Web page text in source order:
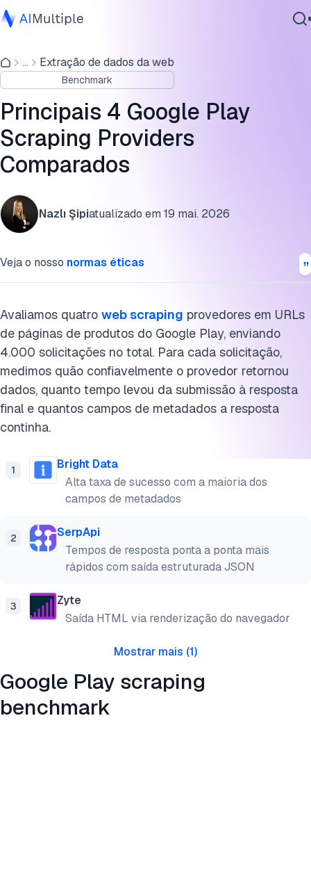
IA Agêntica
Segurança cibernética
Dados
Software Empresarial
Serviços
Contate-nos
... Extração de dados da web
Benchmark
Principais 4 Google Play
Scraping Providers
Comparados
Nazlı Şipiatualizado em 19 mai. 2026
Veja o nosso normas éticas
Avaliamos quatro web scraping provedores em URLs
de páginas de produtos do Google Play, enviando
4.000 solicitações no total. Para cada solicitação,
medimos quão confiavelmente o provedor retornou
dados, quanto tempo levou da submissão à resposta
final e quantos campos de metadados a resposta
continha.
1
Bright Data
Alta taxa de sucesso com a maioria dos
campos de metadados
2
SerpApi
Tempos de resposta ponta a ponta mais
rápidos com saída estruturada JSON
3
Zyte
Saída HTML via renderização do navegador
Mostrar mais (1)
Google Play scraping
benchmark
Quais dados você pode extrair do Google Play
Como os provedores lidam com comentários de usuários
Google Play?
Google Play scraping benchmark methodology
Perguntas frequentes
Cite este benchmark